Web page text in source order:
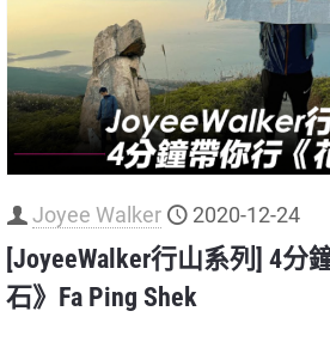
Joyee Walker 2020-12-24
[JoyeeWalker行山系列] 4分
石》Fa Ping Shek